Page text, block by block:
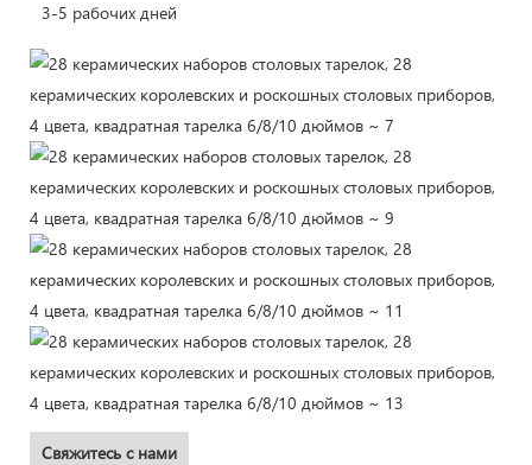
3-5 рабочих дней
Свяжитесь с нами